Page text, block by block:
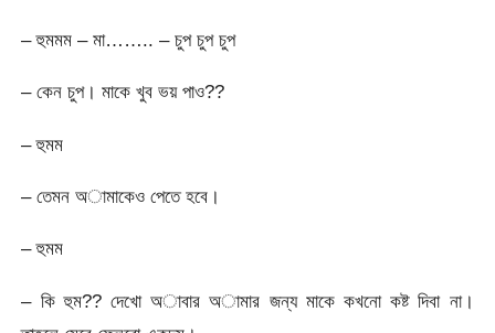
– হুমমম – মা…….. – চুপ চুপ চুপ
– কেন চুপ। মাকে খুব ভয় পাও??
– হুমম
– তেমন অামাকেও পেতে হবে।
– হুমম
– কি হুম?? দেখো অাবার অামার জন্য মাকে কখনো কষ্ট দিবা না।